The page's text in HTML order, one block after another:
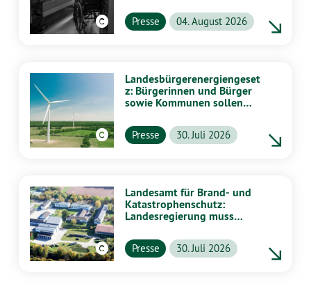
Presse 04. August 2026
Landesbürgerenergiengeset
z: Bürgerinnen und Bürger
sowie Kommunen sollen
profitieren
Presse 30. Juli 2026
Landesamt für Brand- und
Katastrophenschutz:
Landesregierung muss
Presse 30. Juli 2026